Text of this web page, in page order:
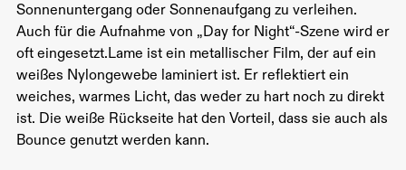
Sonnenuntergang oder Sonnenaufgang zu verleihen.
Auch für die Aufnahme von „Day for Night“-Szene wird er
oft eingesetzt.Lame ist ein metallischer Film, der auf ein
weißes Nylongewebe laminiert ist. Er reflektiert ein
weiches, warmes Licht, das weder zu hart noch zu direkt
ist. Die weiße Rückseite hat den Vorteil, dass sie auch als
Bounce genutzt werden kann.